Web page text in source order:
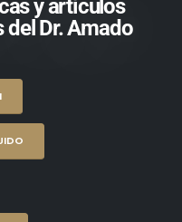
y artículos
Dr. Amado